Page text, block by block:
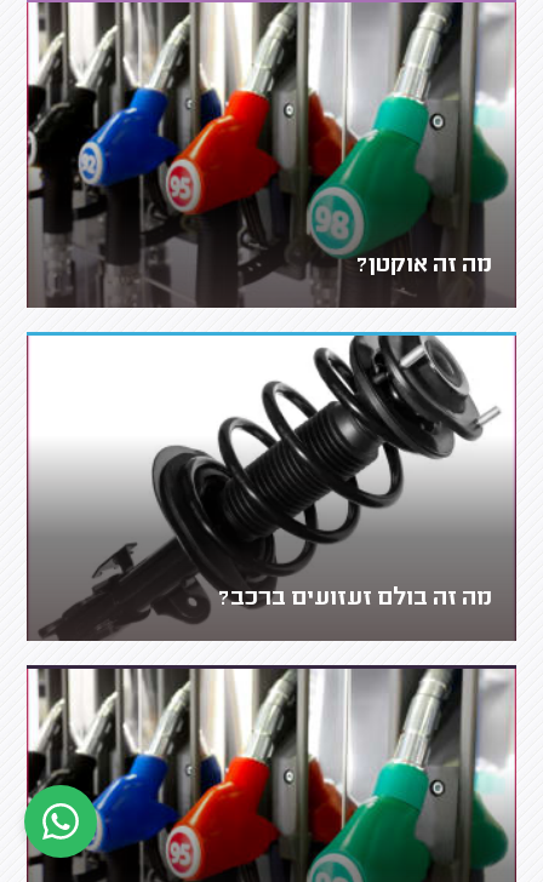
מה זה אוקטן?
מה זה בולם זעזועים ברכב?